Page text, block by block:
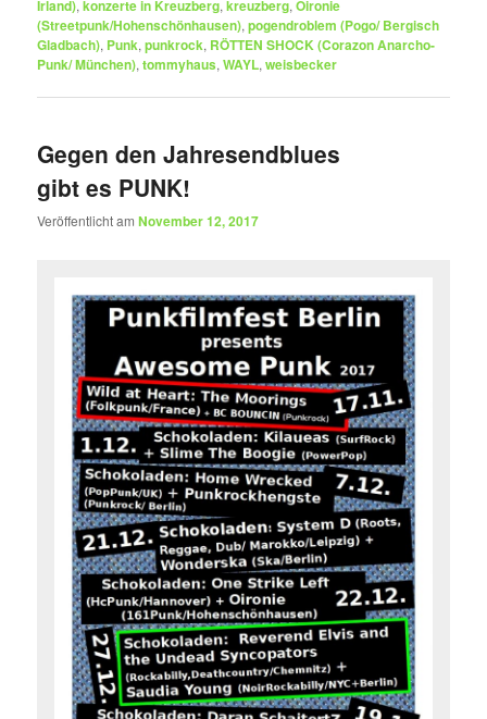
Irland),konzerte in Kreuzberg,kreuzberg,Oironie
(Streetpunk/Hohenschönhausen),pogendroblem (Pogo/ Bergisch
Gladbach), Punk,punkrock, RÖTTEN SHOCK (Corazon Anarcho-
Punk/ München),tommyhaus,WAYL,weisbecker
Gegen den Jahresendblues
gibt es PUNK!
Veröffentlicht amNovember 12, 2017